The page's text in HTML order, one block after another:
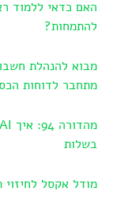
האם כדאי ללמוד
להתמחות?
מבוא להנהלת
מתחבר לדוחות
בשלות
מודל אקסל לחיזוי